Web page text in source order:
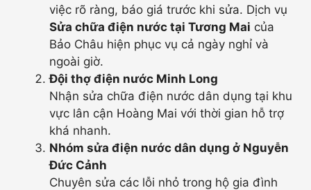
việc rõ ràng, báo giá trước khi sửa. Dịch vụ
Sửa chữa điện nước tại Tương Mai của
Bảo Châu hiện phục vụ cả ngày nghỉ và
ngoài giờ.
Đội thợ điện nước Minh Long
Nhận sửa chữa điện nước dân dụng tại khu
vực lân cận Hoàng Mai với thời gian hỗ trợ
khá nhanh.
Nhóm sửa điện nước dân dụng ở Nguyễn
Đức Cảnh
Chuyên sửa các lỗi nhỏ trong hộ gia đình